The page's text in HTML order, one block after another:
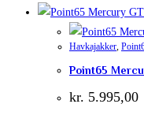
Havkajakker,
Point65
kr. 5.995,00